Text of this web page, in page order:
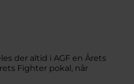
der altid i AGF en Årets
Fighter pokal, når